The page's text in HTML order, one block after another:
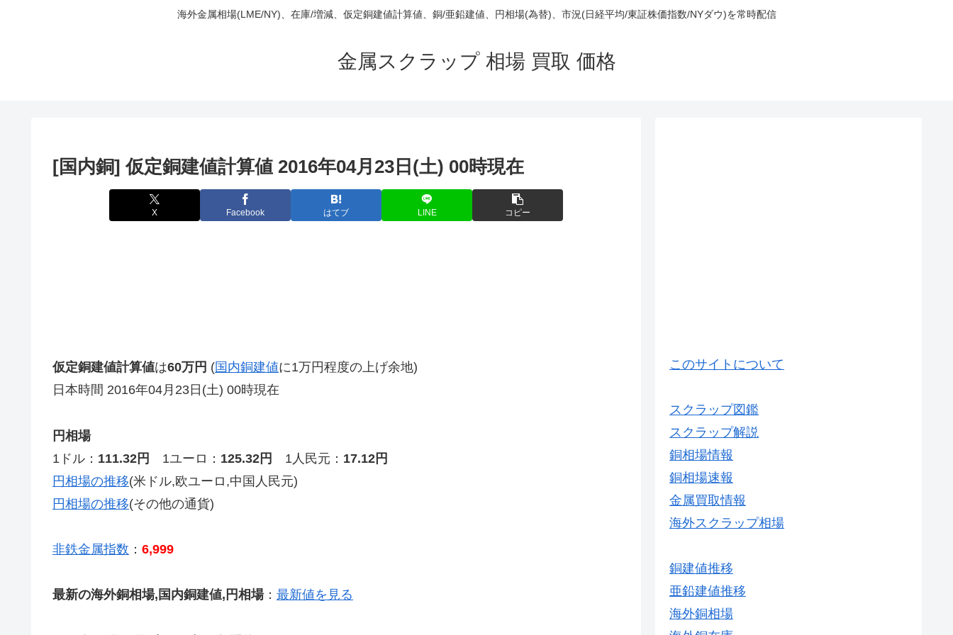
海外金属相場(LME/NY)、在庫/増減、仮定銅建値計算値、銅/亜鉛建値、円相場(為替)、市況(日経平均/東証株価指数/NYダウ)を常時配信
金属スクラップ 相場 買取 価格
[国内銅] 仮定銅建値計算値 2016年04月23日(土) 00時現在
X Facebook はてブ LINE コピー
仮定銅建値計算値は60万円 (国内銅建値に1万円程度の上げ余地)
日本時間 2016年04月23日(土) 00時現在
円相場
1ドル： 111.32円 1ユーロ： 125.32円 1人民元： 17.12円
円相場の推移(米ドル,欧ユーロ,中国人民元)
円相場の推移(その他の通貨)
非鉄金属指数 ： 6,999
最新の海外銅相場,国内銅建値,円相場： 最新値を見る
このサイトについて
スクラップ図鑑
スクラップ解説
銅相場情報
銅相場速報
金属買取情報
海外スクラップ相場
銅建値推移
亜鉛建値推移
海外銅相場